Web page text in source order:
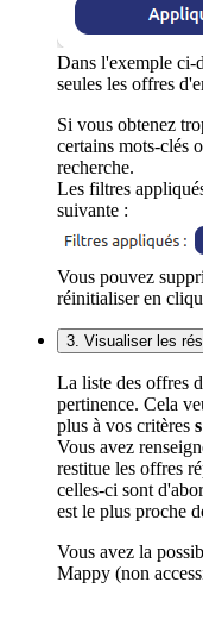
Dans l'exemple ci-
seules les offres
Si vous obtenez
certains mots-clés
recherche.
Les filtres
suivante :
Vous pouvez
réinitialiser en
3. Visualiser les
La liste des offres
pertinence. Cela
plus à vos critères
Vous avez
restitue les offres
celles-ci sont
est le plus proche
Vous avez la
Mappy (non